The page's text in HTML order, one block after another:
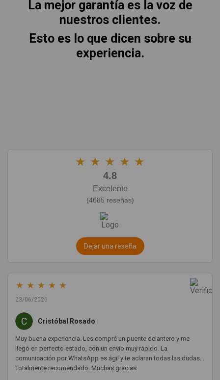
La mejor garantía es la voz de
nuestros clientes.
Esto es lo que dicen sobre su
experiencia.
★ ★ ★ ★ ★
4.8
Excelente
(4685 reseñas)
Dejar una reseña
★ ★ ★ ★ ★
23/06/2026
Cristóbal Rosado
Muy buena experiencia. Les compré un puente delantero y me
llegó en perfecto estado, con un envío muy rápido. La
comunicación por WhatsApp es ágil y te aclaran todas las dudas.
Totalmente recomendado. Muchas gracias.